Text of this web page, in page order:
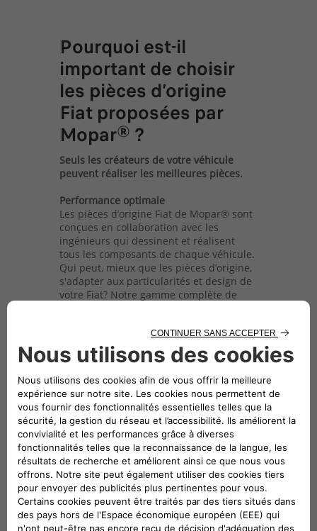
Pourquoi est-il
important de choisir
les pièces d’origine
Fiat proposées par
Mopar® ?
Seuls les créateurs de votre véhicule
peuvent réaliser les meilleures pièces.
Performance optimale
Les pièces d’origine Fiat de Mopar® sont
conçues en collaboration avec les
ingénieurs qui dessinent et réalisent
tous les composants de chaque véhicule.
Qui peut, mieux que les pièces d’origine,
s'adapter aux particularités et design de
votre Fiat? Notre gamme complète de
matériaux de haute qualité offrant
durabilité, sécurité maximale, et confort
pour votre véhicule.
Innovation, savoir-faire et disponibilité
Les pièces d’origine Fiat de Mopar® sont
développées en même temps que les
véhicules Fiat; elles sont donc
technologiquement avancées comme
chaque nouveau modèle de véhicule qui
est construit.
De plus, les pièces d’origine sortent au
même moment que le lancement du
nouveau véhicule, assurant ainsi leur
disponibilité.